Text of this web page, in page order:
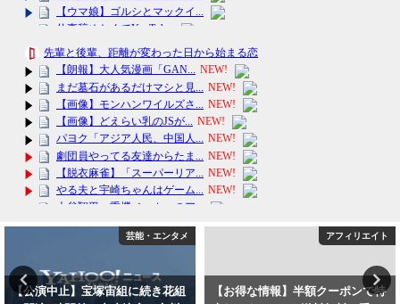
芸能・エンタメ
【公演中止】宝塚宙組に続き花組
アフィリエイト
【お得な情報】半額クーポンで特